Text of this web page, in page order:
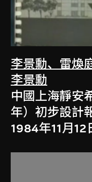
李景勳、雷煥
李景勳
中國上海靜安
年）初步設計
1984年11月12